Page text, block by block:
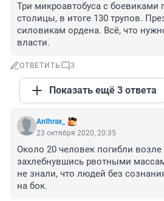
Три микроавтобуса с боевиками
столицы, в итоге 130 трупов.
силовикам ордена. Всё, что
власти.
ОТВЕТИТЬ 3
Показать ещё 3 ответа
Anthrax_
23 октября 2020, 20:35
Около 20 человек погибли возле
захлебнувшись рвотными
не знали, что людей без
на бок.